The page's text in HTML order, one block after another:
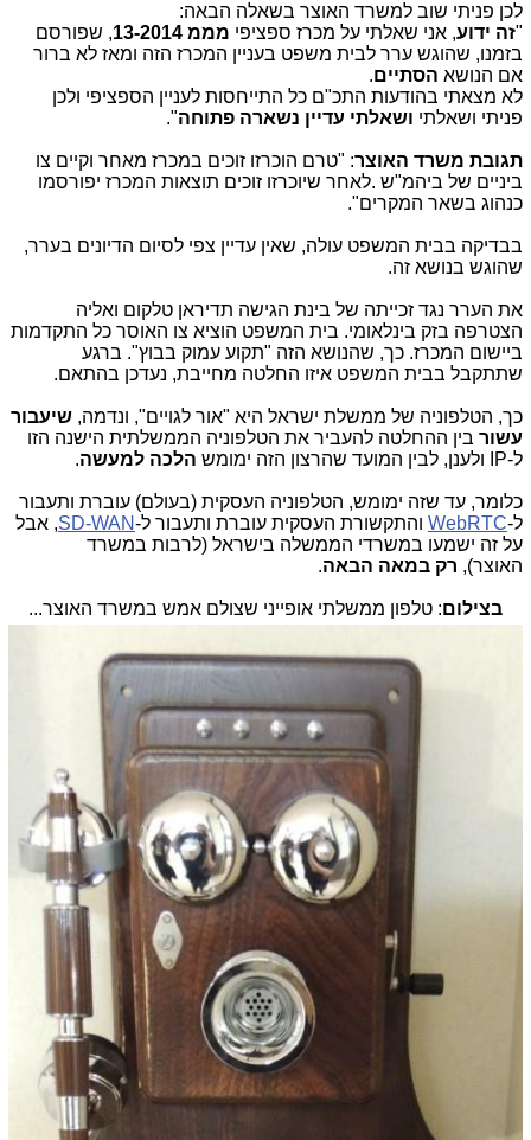
לכן פניתי שוב למשרד האוצר בשאלה הבאה:
"זה ידוע, אני שאלתי על מכרז ספציפי מממ 13-2014
, שפורסם
בזמנו, שהוגש ערר לבית משפט בעניין המכרז הזה ומאז לא ברור
אם הנושא הסתיים.
לא מצאתי בהודעות התכ"ם כל התייחסות לעניין הספציפי ולכן
פניתי ושאלתי ושאלתי עדיין נשארה פתוחה".
תגובת משרד האוצר: "טרם הוכרזו זוכים במכרז מאחר וקיים צו
ביניים של ביהמ"ש .לאחר שיוכרזו זוכים תוצאות המכרז יפורסמו
כנהוג בשאר המקרים".
בבדיקה בבית המשפט עולה, שאין עדיין צפי לסיום הדיונים בערר,
שהוגש בנושא זה.
את הערר נגד זכייתה של בינת הגישה תדיראן טלקום ואליה
הצטרפה בזק בינלאומי. בית המשפט הוציא צו האוסר כל התקדמות
ביישום המכרז. כך, שהנושא הזה "תקוע עמוק בבוץ". ברגע
שתתקבל בבית המשפט איזו החלטה מחייבת, נעדכן בהתאם.
כך, הטלפוניה של ממשלת ישראל היא "אור לגויים", ונדמה, שיעבור
עשור בין ההחלטה להעביר את הטלפוניה הממשלתית הישנה הזו
ל-IP ולענן, לבין המועד שהרצון הזה ימומש
הלכה למעשה.
כלומר, עד שזה ימומש, הטלפוניה העסקית (בעולם) עוברת ותעבור
ל-WebRTC והתקשורת העסקית עוברת ותעבור ל-SD-WAN, אבל
על זה ישמעו במשרדי הממשלה בישראל (לרבות במשרד
האוצר), רק במאה הבאה.
בצילום: טלפון ממשלתי אופייני שצולם אמש במשרד האוצר...